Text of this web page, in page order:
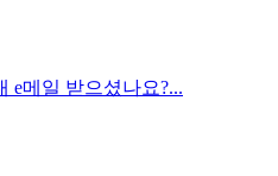
e메일 받으셨나요?...